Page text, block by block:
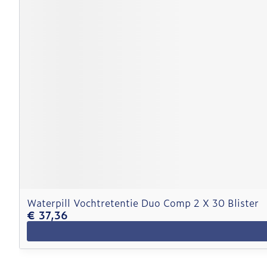
Waterpill Vochtretentie Duo Comp 2 X 30 Blister
€ 37,36